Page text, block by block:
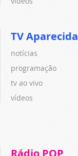
TV Aparecida
notícias
programação
tv ao vivo
vídeos
Rádio POP